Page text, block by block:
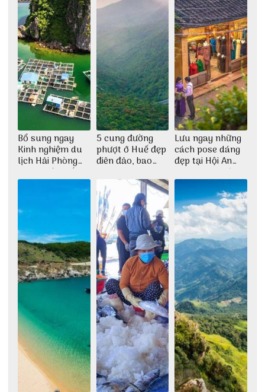
Bổ sung ngay
Kinh nghiệm du
lịch Hải Phòng
2022 mới nhất
5 cung đường
phượt ở Huế đẹp
điên đảo, bao
dịch
Lưu ngay những
cách pose dáng
đẹp tại Hội An
cho dân nghiện
sống ảo